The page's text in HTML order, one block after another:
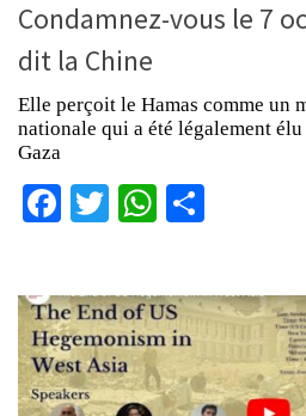
Condamnez-vous le 7
dit la Chine
Elle perçoit le Hamas comme un
nationale qui a été légalement
Gaza
Facebook
TwitterWhatsApp